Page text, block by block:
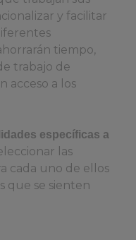
y facilitar
tiempo,
trabajo de
acceso a los
específicas a
las
cada uno de ellos
que se sienten